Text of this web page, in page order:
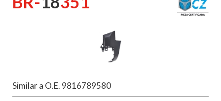
Similar a O.E. 9816789580